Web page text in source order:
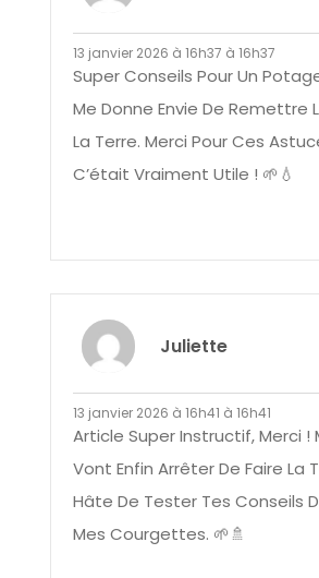
13 janvier 2026 à 16h37 à 16h37
Super Conseils Pour Un
Me Donne Envie De Remettre
La Terre. Merci Pour Ces
C’était Vraiment Utile ! 🌱💧
Juliette
13 janvier 2026 à 16h41 à 16h41
Article Super Instructif, Merci !
Vont Enfin Arrêter De Faire La
Hâte De Tester Tes Conseils
Mes Courgettes. 🌱🚿